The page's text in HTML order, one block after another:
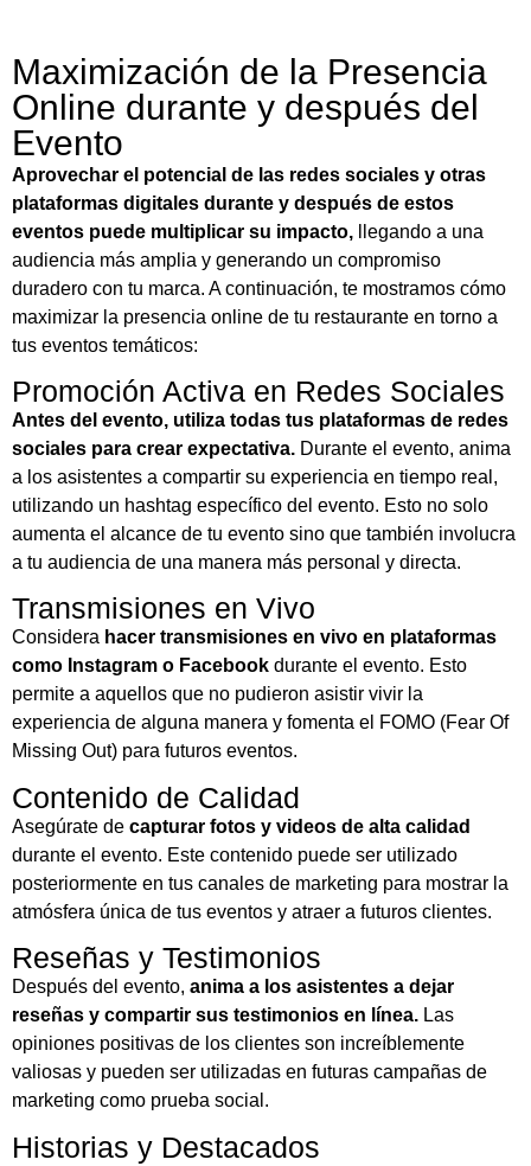
Maximización de la Presencia
Online durante y después del
Evento
Aprovechar el potencial de las redes sociales y otras
plataformas digitales durante y después de estos
eventos puede multiplicar su impacto, llegando a una
audiencia más amplia y generando un compromiso
duradero con tu marca. A continuación, te mostramos cómo
maximizar la presencia online de tu restaurante en torno a
tus eventos temáticos:
Promoción Activa en Redes Sociales
Antes del evento, utiliza todas tus plataformas de redes
sociales para crear expectativa. Durante el evento, anima
a los asistentes a compartir su experiencia en tiempo real,
utilizando un hashtag específico del evento. Esto no solo
aumenta el alcance de tu evento sino que también involucra
a tu audiencia de una manera más personal y directa.
Transmisiones en Vivo
Considera hacer transmisiones en vivo en plataformas
como Instagram o Facebook durante el evento. Esto
permite a aquellos que no pudieron asistir vivir la
experiencia de alguna manera y fomenta el FOMO (Fear Of
Missing Out) para futuros eventos.
Contenido de Calidad
Asegúrate de capturar fotos y videos de alta calidad
durante el evento. Este contenido puede ser utilizado
posteriormente en tus canales de marketing para mostrar la
atmósfera única de tus eventos y atraer a futuros clientes.
Reseñas y Testimonios
Después del evento, anima a los asistentes a dejar
reseñas y compartir sus testimonios en línea. Las
opiniones positivas de los clientes son increíblemente
valiosas y pueden ser utilizadas en futuras campañas de
marketing como prueba social.
Historias y Destacados